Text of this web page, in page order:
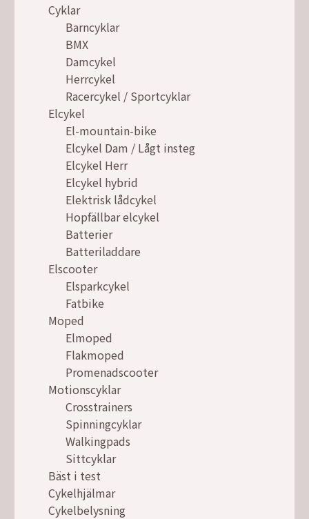
Cyklar
Barncyklar
BMX
Damcykel
Herrcykel
Racercykel / Sportcyklar
Elcykel
El-mountain-bike
Elcykel Dam / Lågt insteg
Elcykel Herr
Elcykel hybrid
Elektrisk lådcykel
Hopfällbar elcykel
Batterier
Batteriladdare
Elscooter
Elsparkcykel
Fatbike
Moped
Elmoped
Flakmoped
Promenadscooter
Motionscyklar
Crosstrainers
Spinningcyklar
Walkingpads
Sittcyklar
Bäst i test
Cykelhjälmar
Cykelbelysning